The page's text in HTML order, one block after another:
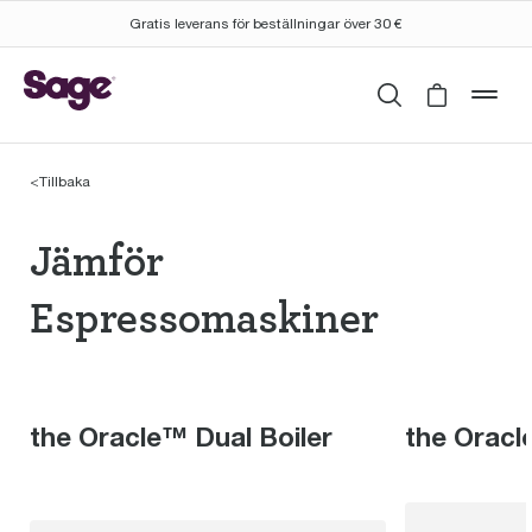
Gratis leverans för beställningar över 30 €
Sök Cart is
<Tillbaka
Jämför
Jämför
Espressomaskiner
the Oracle™ Dual Boiler the